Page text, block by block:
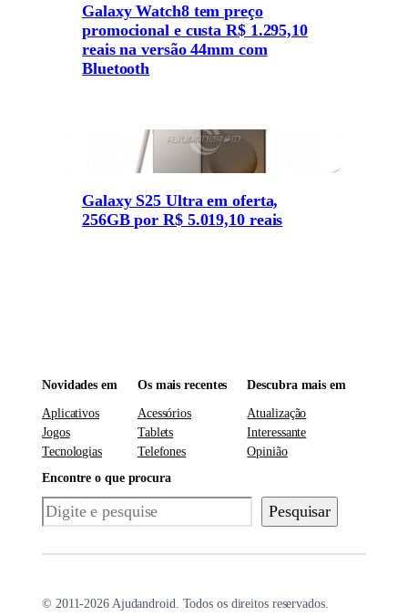
Galaxy Watch8 tem preço
promocional e custa R$ 1.295,10
reais na versão 44mm com
Bluetooth
Galaxy S25 Ultra em oferta,
256GB por R$ 5.019,10 reais
Novidades em
Aplicativos
Jogos
Tecnologias
Os mais recentes
Acessórios
Tablets
Telefones
Descubra mais em
Atualização
Interessante
Opinião
Encontre o que procura
Pesquisar Pesquisar
© 2011-2026 Ajudandroid. Todos os direitos reservados.